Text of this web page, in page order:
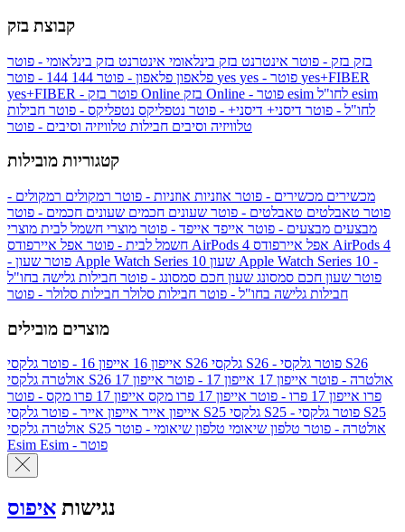
קבוצת בזק
בזק בזק - פוטר אינטרנט בזק בינלאומי אינטרנט בזק בינלאומי - פוטר
פלאפון פלאפון - פוטר 144 yes
yes+FIBER
yes+FIBER - פוטר בזק Online
esim
לחו"ל - פוטר דיסני+ דיסני+ - פוטר נטפליקס נטפליקס - פוטר חבילות
טלוויזיה וסיבים חבילות טלוויזיה וסיבים - פוטר
קטגוריות מובילות
מכשירים מכשירים - פוטר אוזניות אוזניות - פוטר רמקולים רמקולים -
פוטר טאבלטים טאבלטים - פוטר שעונים חכמים שעונים חכמים - פוטר
מבצעים מבצעים - פוטר אייפד אייפד - פוטר מוצרי חשמל לבית מוצרי
חשמל לבית - פוטר אפל איירפודס AirPods 4 אפל איירפודס AirPods 4
- פוטר שעון Apple Watch Series 10 שעון Apple Watch Series 10 -
פוטר שעון חכם סמסונג שעון חכם סמסונג - פוטר חבילות גלישה בחו"ל
חבילות גלישה בחו"ל - פוטר חבילות סלולר חבילות סלולר - פוטר
מוצרים מובילים
אייפון 16 אייפון 16 - פוטר גלקסי S26 גלקסי S26 - פוטר גלקסי S26
אולטרה
גלקסי S26 אולטרה - פוטר אייפון 17 אייפון 17 - פוטר
אייפון 17
פרו אייפון 17 פרו - פוטר אייפון 17 פרו מקס
אייפון 17 פרו מקס - פוטר
אייפון אייר אייפון אייר - פוטר גלקסי S25 גלקסי S25 - פוטר גלקסי S25
אולטרה
גלקסי S25 אולטרה - פוטר טלפון שיאומי טלפון שיאומי - פוטר
Esim
Esim - פוטר
נגישות איפוס